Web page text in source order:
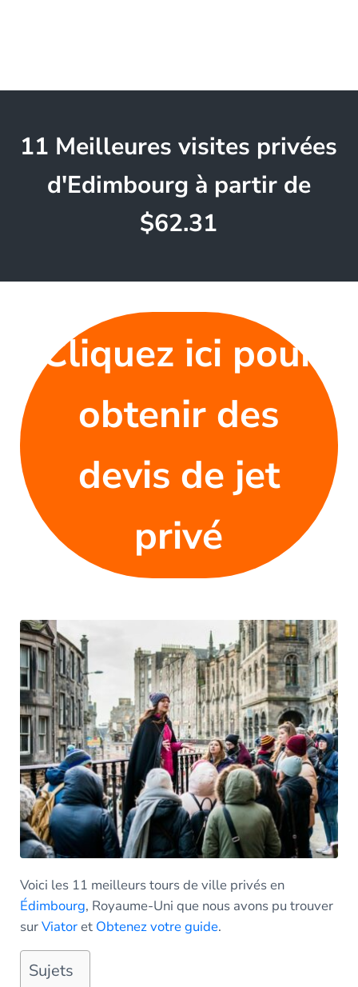
11 Meilleures visites privées
d'Edimbourg à partir de
$62.31
Cliquez ici pour
obtenir des
devis de jet
privé
Voici les 11 meilleurs tours de ville privés en
Édimbourg, Royaume-Uni que nous avons pu trouver
surViatoret Obtenez votre guide.
Sujets